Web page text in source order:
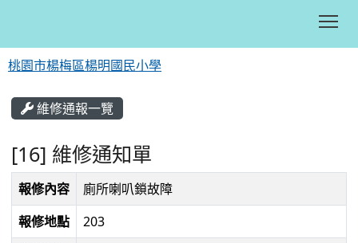
桃園市楊梅區楊明國民小學
維修通報一覽
[16] 維修通知單
報修內容
廁所喇叭鎖故障
報修地點
203